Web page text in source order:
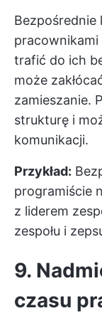
Bezpośrednie
trafić do ich
może
zamieszanie.
strukturę i
komunikacji.
Przykład:
programiście
z liderem
zespołu i
9.
czasu